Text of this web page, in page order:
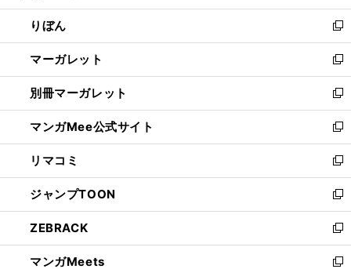
開
く
ウ
で
開
く
ン
ド
ウ
で
開
く
ウ
ィ
ン
ド
ウ
で
開
く
りぼん
新
し
い
ウ
ィ
ン
ド
ウ
で
開
く
マーガレット
新
し
い
ウ
ィ
ン
ド
ウ
で
開
く
別冊マーガレット
新
し
い
ウ
ィ
ン
ド
ウ
で
開
く
マンガMee公式サイト
新
し
い
ウ
ィ
ン
ド
ウ
で
リマコミ
新
し
い
ウ
ィ
ン
ド
ジャンプTOON
新
し
い
ウ
ィ
ZEBRACK
新
し
い
マンガMeets
新